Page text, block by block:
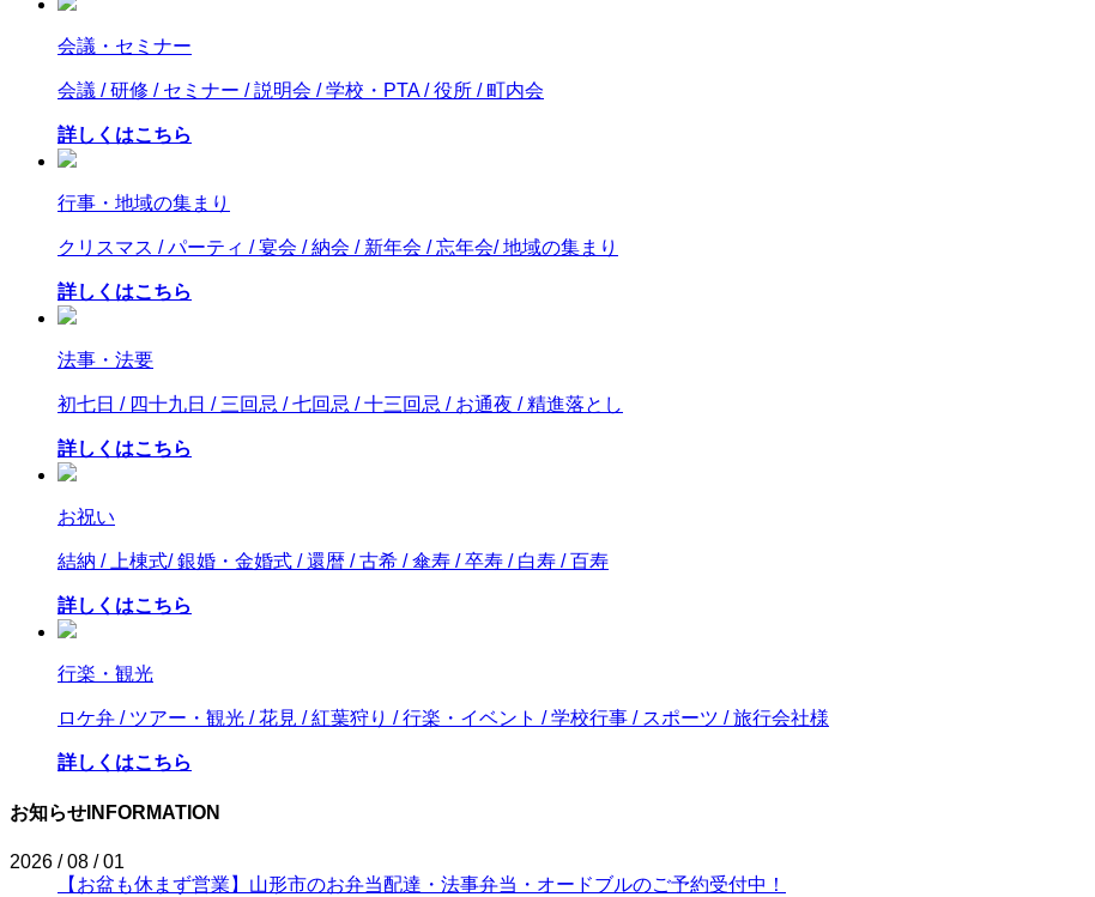
会議・セミナー
会議 / 研修 / セミナー / 説明会 / 学校・PTA / 役所 / 町内会
詳しくはこちら
行事・地域の集まり
クリスマス / パーティ / 宴会 / 納会 / 新年会 / 忘年会/ 地域の集まり
詳しくはこちら
法事・法要
初七日 / 四十九日 / 三回忌 / 七回忌 / 十三回忌 / お通夜 / 精進落とし
詳しくはこちら
お祝い
結納 / 上棟式/ 銀婚・金婚式 / 還暦 / 古希 / 傘寿 / 卒寿 / 白寿 / 百寿
詳しくはこちら
行楽・観光
ロケ弁 / ツアー・観光 / 花見 / 紅葉狩り / 行楽・イベント / 学校行事 / スポーツ / 旅行会社様
詳しくはこちら
お知らせ INFORMATION
2026 / 08 / 01
【お盆も休まず営業】山形市のお弁当配達・法事弁当・オードブルのご予約受付中！